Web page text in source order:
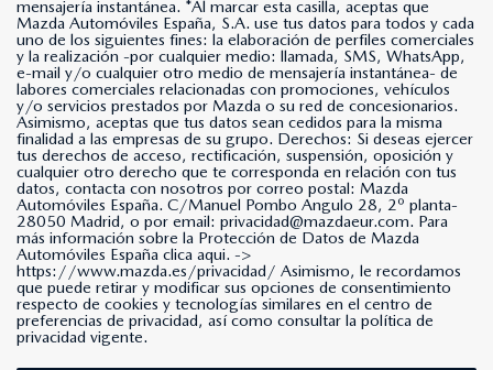
mensajería instantánea. *Al marcar esta casilla, aceptas que
Mazda Automóviles España, S.A. use tus datos para todos y cada
uno de los siguientes fines: la elaboración de perfiles comerciales
y la realización -por cualquier medio: llamada, SMS, WhatsApp,
e-mail y/o cualquier otro medio de mensajería instantánea- de
labores comerciales relacionadas con promociones, vehículos
y/o servicios prestados por Mazda o su red de concesionarios.
Asimismo, aceptas que tus datos sean cedidos para la misma
finalidad a las empresas de su grupo. Derechos: Si deseas ejercer
tus derechos de acceso, rectificación, suspensión, oposición y
cualquier otro derecho que te corresponda en relación con tus
datos, contacta con nosotros por correo postal: Mazda
Automóviles España. C/Manuel Pombo Angulo 28, 2º planta-
28050 Madrid, o por email: privacidad@mazdaeur.com. Para
más información sobre la Protección de Datos de Mazda
Automóviles España clica aqui. ->
https://www.mazda.es/privacidad/
que puede retirar y modificar sus opciones de consentimiento
respecto de cookies y tecnologías similares en el centro de
preferencias de privacidad, así como consultar la política de
privacidad vigente.